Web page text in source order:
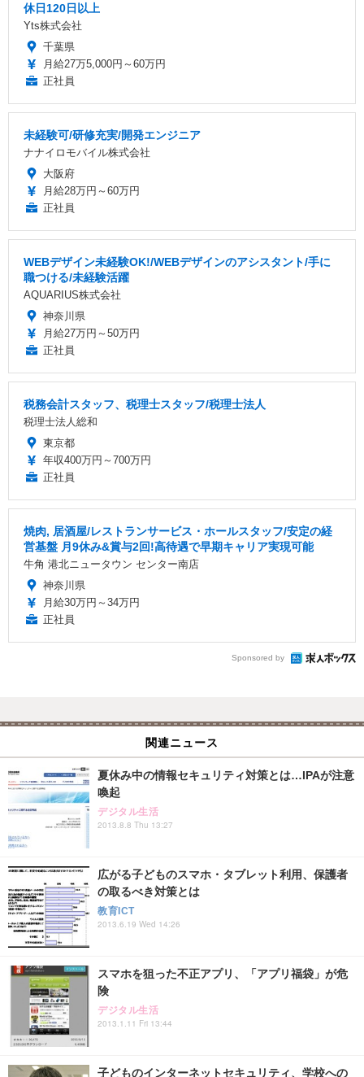
休日120日以上
Yts株式会社
千葉県
月給27万5,000円～60万円
正社員
未経験可/研修充実/開発エンジニア
ナナイロモバイル株式会社
大阪府
月給28万円～60万円
正社員
WEBデザイン未経験OK!/WEBデザインのアシスタント/手に
職つける/未経験活躍
AQUARIUS株式会社
神奈川県
月給27万円～50万円
正社員
税務会計スタッフ、税理士スタッフ/税理士法人
税理士法人総和
東京都
年収400万円～700万円
正社員
焼肉, 居酒屋/レストランサービス・ホールスタッフ/安定の経
営基盤 月9休み&賞与2回!高待遇で早期キャリア実現可能
牛角 港北ニュータウン センター南店
神奈川県
月給30万円～34万円
正社員
Sponsored by
関連ニュース
夏休み中の情報セキュリティ対策とは…IPAが注意
喚起
デジタル生活
2013.8.8 Thu 13:27
広がる子どものスマホ・タブレット利用、保護者
の取るべき対策とは
教育ICT
2013.6.19 Wed 14:26
スマホを狙った不正アプリ、「アプリ福袋」が危
険
デジタル生活
2013.1.11 Fri 13:44
子どものインターネットセキュリティ、学校への